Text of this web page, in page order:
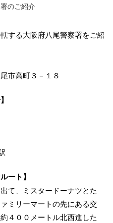
のご紹介
する大阪府八尾警察署をご紹
市高町３－１８
駅
ート】
て、ミスタードーナツとた
ミリーマートの先にある交
４００メートル北西進した